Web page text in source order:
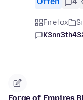
Firefox